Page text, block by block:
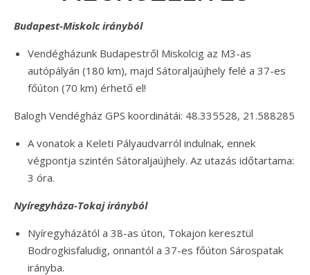
Budapest-Miskolc irányból
Vendégházunk Budapestről Miskolcig az M3-as
autópályán (180 km), majd Sátoraljaújhely felé a 37-es
főúton (70 km) érhető el!
Balogh Vendégház GPS koordinátái: 48.335528, 21.588285
A vonatok a Keleti Pályaudvarról indulnak, ennek
végpontja szintén Sátoraljaújhely. Az utazás időtartama:
3 óra.
Nyíregyháza-Tokaj irányból
Nyíregyházától a 38-as úton, Tokajon keresztül
Bodrogkisfaludig, onnantól a 37-es főúton Sárospatak
irányba.